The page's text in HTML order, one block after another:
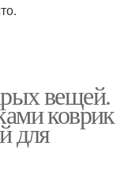
вещей.
коврик
для